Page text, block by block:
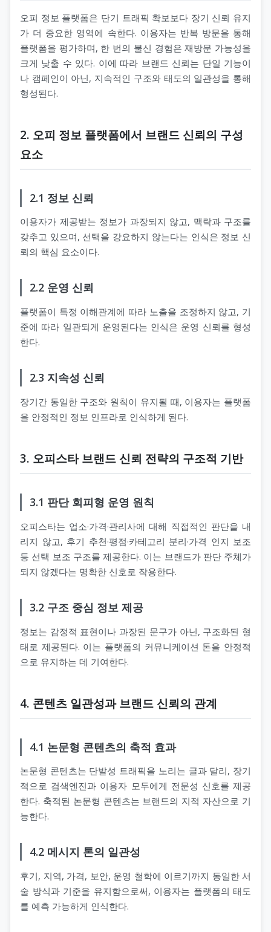
오피 정보 플랫폼은 단기 트래픽 확보보다 장기 신뢰 유지
가 더 중요한 영역에 속한다. 이용자는 반복 방문을 통해
플랫폼을 평가하며, 한 번의 불신 경험은 재방문 가능성을
크게 낮출 수 있다. 이에 따라 브랜드 신뢰는 단일 기능이
나 캠페인이 아닌, 지속적인 구조와 태도의 일관성을 통해
형성된다.
2. 오피 정보 플랫폼에서 브랜드 신뢰의 구성
요소
2.1 정보 신뢰
이용자가 제공받는 정보가 과장되지 않고, 맥락과 구조를
갖추고 있으며, 선택을 강요하지 않는다는 인식은 정보 신
뢰의 핵심 요소이다.
2.2 운영 신뢰
플랫폼이 특정 이해관계에 따라 노출을 조정하지 않고, 기
준에 따라 일관되게 운영된다는 인식은 운영 신뢰를 형성
한다.
2.3 지속성 신뢰
장기간 동일한 구조와 원칙이 유지될 때, 이용자는 플랫폼
을 안정적인 정보 인프라로 인식하게 된다.
3. 오피스타 브랜드 신뢰 전략의 구조적 기반
3.1 판단 회피형 운영 원칙
오피스타는 업소·가격·관리사에 대해 직접적인 판단을 내
리지 않고, 후기 추천·평점·카테고리 분리·가격 인지 보조
등 선택 보조 구조를 제공한다. 이는 브랜드가 판단 주체가
되지 않겠다는 명확한 신호로 작용한다.
3.2 구조 중심 정보 제공
정보는 감정적 표현이나 과장된 문구가 아닌, 구조화된 형
태로 제공된다. 이는 플랫폼의 커뮤니케이션 톤을 안정적
으로 유지하는 데 기여한다.
4. 콘텐츠 일관성과 브랜드 신뢰의 관계
4.1 논문형 콘텐츠의 축적 효과
논문형 콘텐츠는 단발성 트래픽을 노리는 글과 달리, 장기
적으로 검색엔진과 이용자 모두에게 전문성 신호를 제공
한다. 축적된 논문형 콘텐츠는 브랜드의 지적 자산으로 기
능한다.
4.2 메시지 톤의 일관성
후기, 지역, 가격, 보안, 운영 철학에 이르기까지 동일한 서
술 방식과 기준을 유지함으로써, 이용자는 플랫폼의 태도
를 예측 가능하게 인식한다.